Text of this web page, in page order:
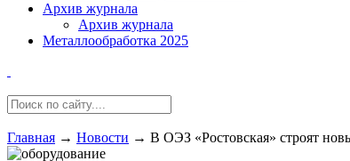
Архив журнала
Архив журнала
Металлообработка 2025
Главная → Новости → В ОЭЗ «Ростовская» строят